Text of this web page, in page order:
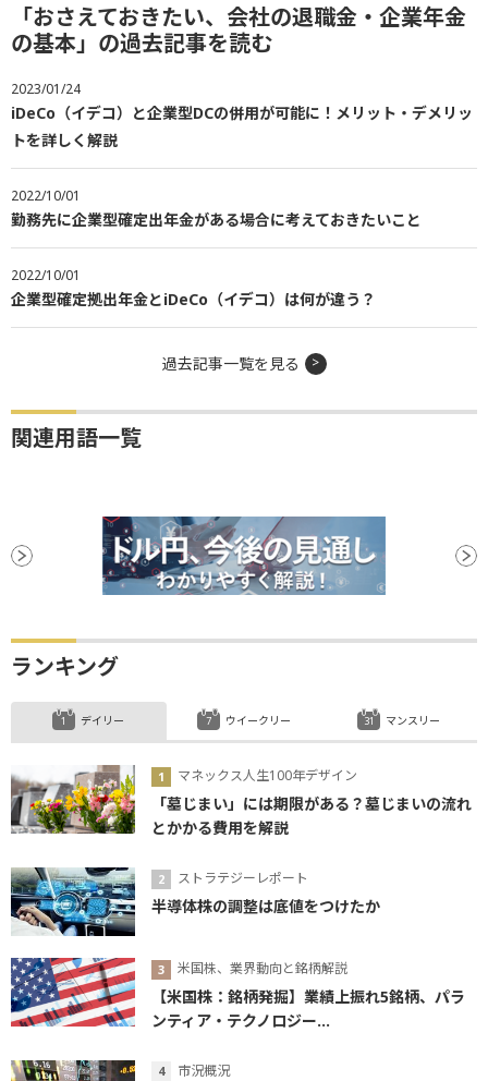
「おさえておきたい、会社の退職金・企業年金
の基本」の過去記事を読む
2023/01/24
iDeCo（イデコ）と企業型DCの併用が可能に！メリット・デメリッ
トを詳しく解説
2022/10/01
勤務先に企業型確定出年金がある場合に考えておきたいこと
2022/10/01
企業型確定拠出年金とiDeCo（イデコ）は何が違う？
過去記事一覧を見る
関連用語一覧
ランキング
デイリー
マネックス人生100年デザイン
「墓じまい」には期限がある？墓じまいの流れ
とかかる費用を解説
ストラテジーレポート
半導体株の調整は底値をつけたか
米国株、業界動向と銘柄解説
【米国株：銘柄発掘】業績上振れ5銘柄、パラ
ンティア・テクノロジー...
市況概況
ウイークリー マンスリー